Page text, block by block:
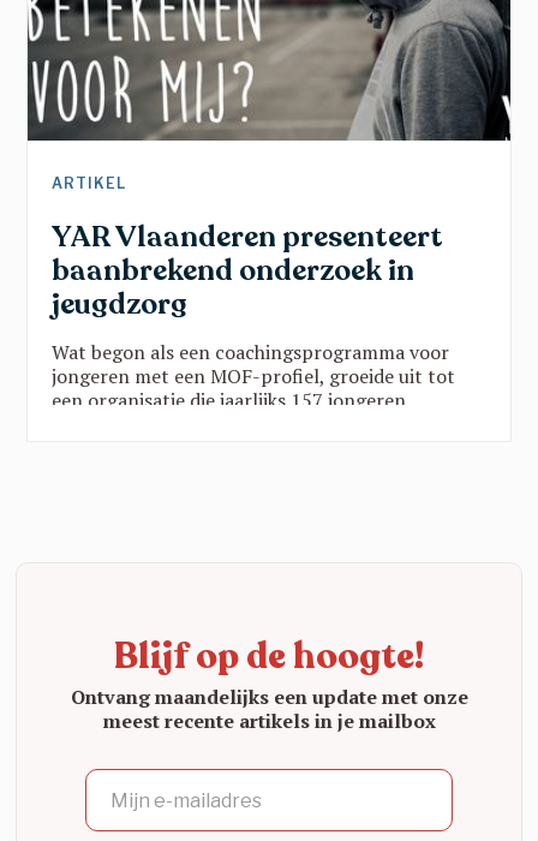
ARTIKEL
YAR Vlaanderen presenteert
baanbrekend onderzoek in
jeugdzorg
Wat begon als een coachingsprogramma voor
jongeren met een MOF-profiel, groeide uit tot
een organisatie die jaarlijks 157 jongeren
Blijf op de hoogte!
Ontvang maandelijks een update met onze
meest recente artikels in je mailbox